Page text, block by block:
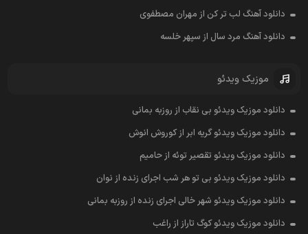
دانلود آهنگ لب تر کن از مهران مصطفوی
دانلود آهنگ مرد سال از سپهر خلسه
موزیک ویدئو
دانلود موزیک ویدئو بی نقاب از روزبه بمانی
دانلود موزیک ویدئو گریه ابر از کوروش انوش
دانلود موزیک ویدئو تقصیر توئه از حامیم
دانلود موزیک ویدئو بی تو هر شب اجرای زنده از نوان
دانلود موزیک ویدئو شهر خالی اجرای زنده از روزبه بمانی
دانلود موزیک ویدئو کوگ تاراز از راغب